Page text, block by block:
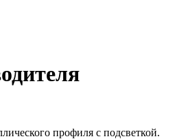
профиля с подсветкой.